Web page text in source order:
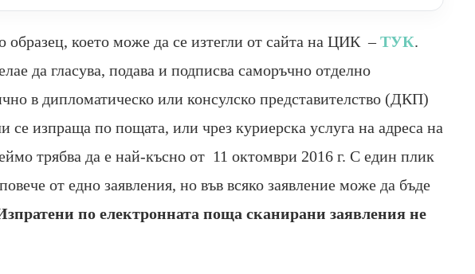
образец, което може да се изтегли от сайта на ЦИК –ТУК.
да гласува, подава и подписва саморъчно отделно
в дипломатическо или консулско представителство (ДКП)
се изпраща по пощата, или чрез куриерска услуга на адреса на
трябва да е най-късно от 11 октомври 2016 г. С един плик
от едно заявления, но във всяко заявление може да бъде
по електронната поща сканирани заявления не